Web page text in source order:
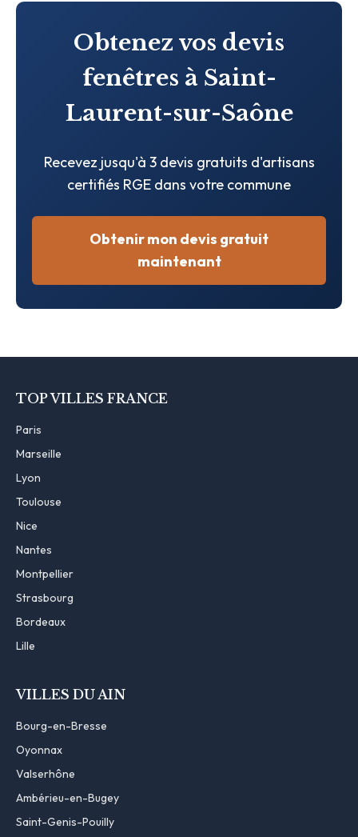
Obtenez vos devis
fenêtres à Saint-
Laurent-sur-Saône
Recevez jusqu'à 3 devis gratuits d'artisans
certifiés RGE dans votre commune
Obtenir mon devis gratuit
maintenant
TOP VILLES FRANCE
Paris
Marseille
Lyon
Toulouse
Nice
Nantes
Montpellier
Strasbourg
Bordeaux
Lille
VILLES DU AIN
Bourg-en-Bresse
Oyonnax
Valserhône
Ambérieu-en-Bugey
Saint-Genis-Pouilly